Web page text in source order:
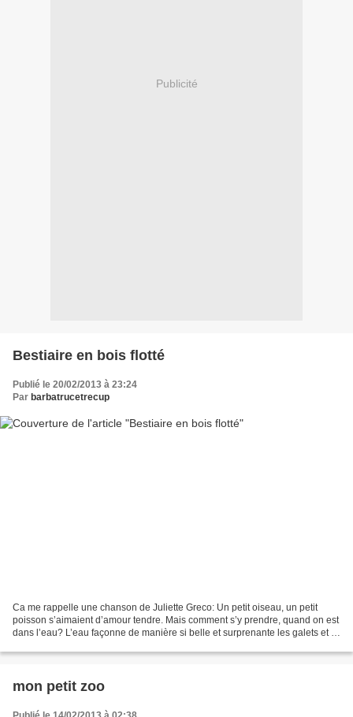
Publicité
Bestiaire en bois flotté
Publié le 20/02/2013 à 23:24
Par barbatrucetrecup
Ca me rappelle une chanson de Juliette Greco: Un petit oiseau, un petit
poisson s’aimaient d’amour tendre. Mais comment s’y prendre, quand on est
dans l’eau? L’eau façonne de manière si belle et surprenante les galets et le
mon petit zoo